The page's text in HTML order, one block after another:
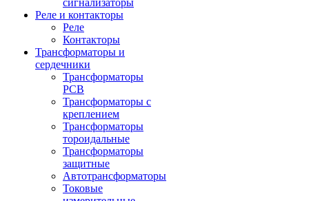
сигнализаторы
Реле и контакторы
Реле
Контакторы
Трансформаторы и
сердечники
Трансформаторы
PCB
Трансформаторы с
креплением
Трансформаторы
тороидальные
Трансформаторы
защитные
Автотрансформаторы
Токовые